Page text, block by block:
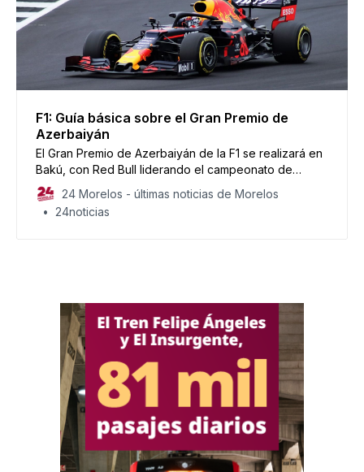
F1: Guía básica sobre el Gran Premio de
Azerbaiyán
El Gran Premio de Azerbaiyán de la F1 se realizará en
Bakú, con Red Bull liderando el campeonato de
constructores.
24 Morelos - últimas noticias de Morelos
24noticias